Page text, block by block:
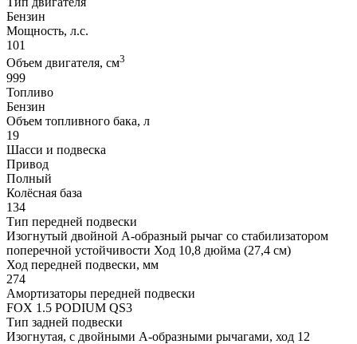
Бензин
Мощность, л.с.
101
Объем двигателя, см3
999
Топливо
Бензин
Объем топливного бака, л
19
Шасси и подвеска
Привод
Полный
Колёсная база
134
Тип передней подвески
Изогнутый двойной А-образный рычаг со стабилизатором
поперечной устойчивости Ход 10,8 дюйма (27,4 см)
Ход передней подвески, мм
274
Амортизаторы передней подвески
FOX 1.5 PODIUM QS3
Тип задней подвески
Изогнутая, с двойными А-образными рычагами, ход 12